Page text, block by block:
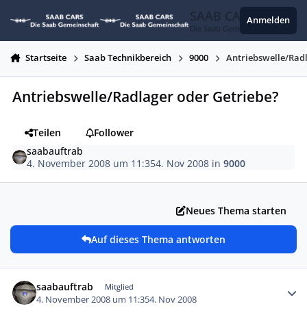
SAAB CARS
Die Saab Gemeinschaft
Anmelden
Startseite Saab Technikbereich 9000 Antriebswelle/
Antriebswelle/Radlager oder Getriebe?
Teilen
Follower
saabauftrab
4. November 2008 um 11:354. Nov 2008 in9000
Neues Thema starten
Auf dieses Thema antworten
saabauftrab Mitglied
4. November 2008 um 11:354. Nov 2008